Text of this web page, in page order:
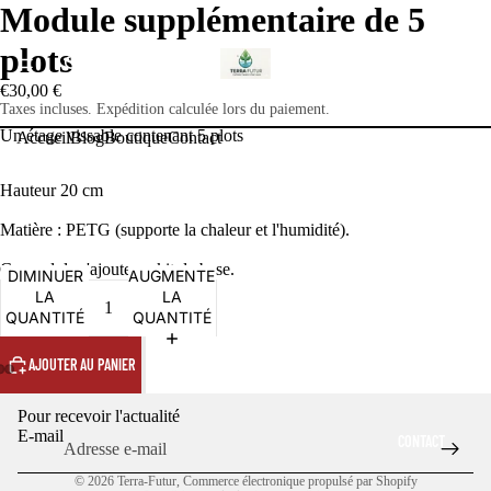
AccueilBlogBoutiqueContact
Module supplémentaire de 5
plots
€30,00 €
Taxes incluses. Expédition calculée lors du paiement.
Un étage vissable contenant 5 plots
Hauteur 20 cm
Matière : PETG (supporte la chaleur et l'humidité).
Ce module s'ajoute au kit de base.
DIMINUER
LA
QUANTITÉ
AUGMENTER
LA
QUANTITÉ
AJOUTER AU PANIER
Pour recevoir l'actualité
E-mail
© 2026 Terra-Futur, Commerce électronique propulsé par Shopify
Politique de confidentialité
Politique de remboursement
Conditions d’utilisation
Politique d’expédition
Coordonnées
Conditions générales de vente
Mentions légales